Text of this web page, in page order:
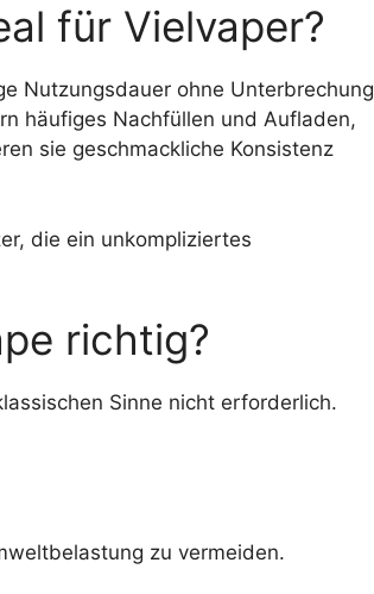
für Vielvaper?
Nutzungsdauer ohne Unterbrechung
häufiges Nachfüllen und Aufladen,
sie geschmackliche Konsistenz
die ein unkompliziertes
richtig?
Sinne nicht erforderlich.
zu vermeiden.